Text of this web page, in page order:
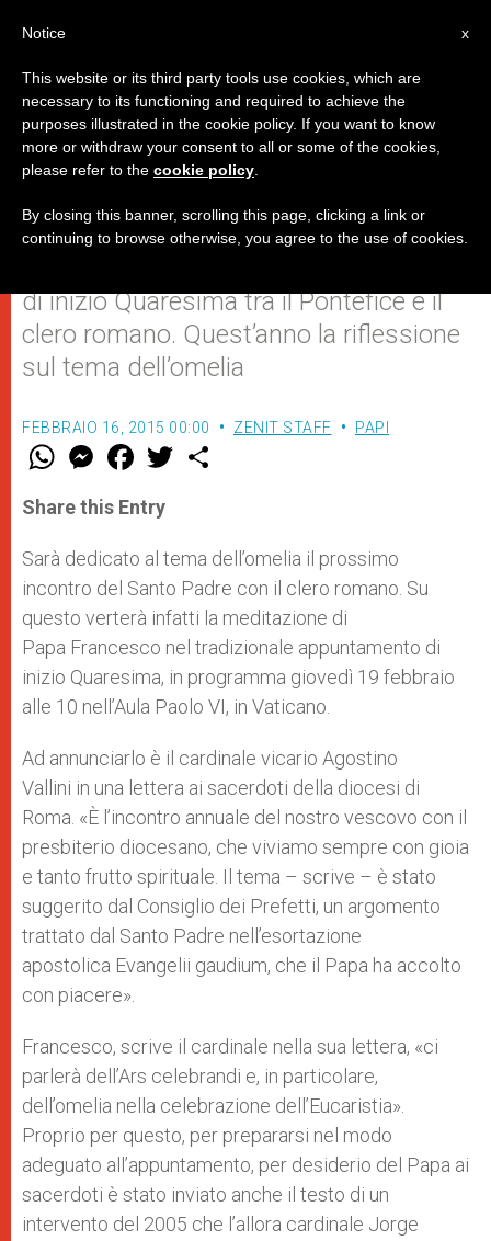
Giovedì 19 febbraio l'incontro del
Papa con i "suoi" sacerdoti
di inizio Quaresima tra il Pontefice e il
clero romano. Quest’anno la riflessione
sul tema dell’omelia
FEBBRAIO 16, 2015 00:00 ZENIT STAFF PAPI
W
t
s
p
p
M
e
s
e
g
e
r
F
a
e
b
o
k
w
r
Share this Entry
Sarà dedicato al tema dell’omelia il prossimo
incontro del Santo Padre con il clero romano. Su
questo verterà infatti la meditazione di
Papa Francesco nel tradizionale appuntamento di
inizio Quaresima, in programma giovedì 19 febbraio
alle 10 nell’Aula Paolo VI, in Vaticano.
Ad annunciarlo è il cardinale vicario Agostino
Vallini in una lettera ai sacerdoti della diocesi di
Roma. «È l’incontro annuale del nostro vescovo con il
presbiterio diocesano, che viviamo sempre con gioia
e tanto frutto spirituale. Il tema – scrive – è stato
suggerito dal Consiglio dei Prefetti, un argomento
trattato dal Santo Padre nell’esortazione
apostolica Evangelii gaudium, che il Papa ha accolto
con piacere».
Francesco, scrive il cardinale nella sua lettera, «ci
parlerà dell’Ars celebrandi e, in particolare,
dell’omelia nella celebrazione dell’Eucaristia».
Proprio per questo, per prepararsi nel modo
adeguato all’appuntamento, per desiderio del Papa ai
sacerdoti è stato inviato anche il testo di un
intervento del 2005 che l’allora cardinale Jorge
x
Notice
This website or its third party tools use cookies, which are
necessary to its functioning and required to achieve the
purposes illustrated in the cookie policy. If you want to know
more or withdraw your consent to all or some of the cookies,
please refer to the cookie policy
By closing this banner, scrolling this page, clicking a link or
continuing to browse otherwise, you agree to the use of cookies.